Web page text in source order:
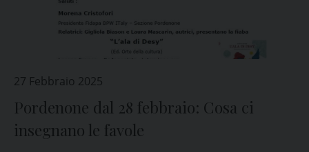
27 Febbraio 2025
Pordenone dal 28 febbraio: Cosa ci
insegnano le favole